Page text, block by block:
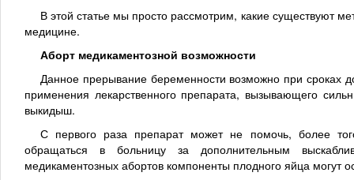
В этой статье мы просто рассмотрим, какие существуют
медицине.
Аборт медикаментозной возможности
Данное прерывание беременности возможно при сроках
применения лекарственного препарата, вызывающего
выкидыш.
С первого раза препарат может не помочь, более
обращаться в больницу за дополнительным
медикаментозных абортов компоненты плодного яйца могут